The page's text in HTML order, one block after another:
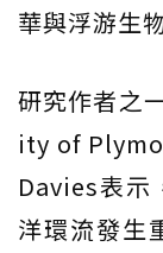
華與浮游生
研究作者之
ity of
Davies表示
洋環流發生